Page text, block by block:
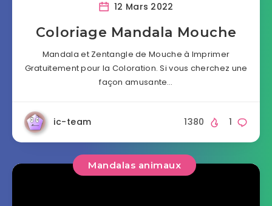
12 Mars 2022
Coloriage Mandala Mouche
Mandala et Zentangle de Mouche à Imprimer
Gratuitement pour la Coloration. Si vous cherchez une
façon amusante…
ic-team 1
1380
Mandalas animaux